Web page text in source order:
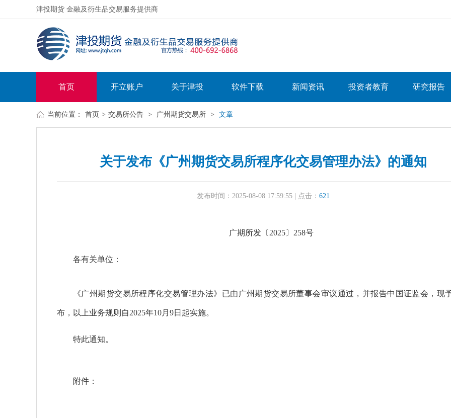
津投期货 金融及衍生品交易服务提供商
首页 开立账户 关于津投 软件下载 新闻资讯 投资者教育 研究报告
当前位置： 首页 > 交易所公告 > 广州期货交易所 > 文章
关于发布《广州期货交易所程序化交易管理办法》的通知
发布时间：2025-08-08 17:59:55 | 点击： 621
广期所发〔2025〕258号
各有关单位：
《广州期货交易所程序化交易管理办法》已由广州期货交易所董事会审议通过，并报告中国证监会，现
布，以上业务规则自2025年10月9日起实施。
特此通知。
附件：